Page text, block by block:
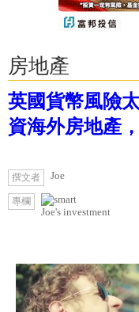
房地產
英國貨幣風險
資海外房地產
撰文者 Joe
專欄
Joe's investment